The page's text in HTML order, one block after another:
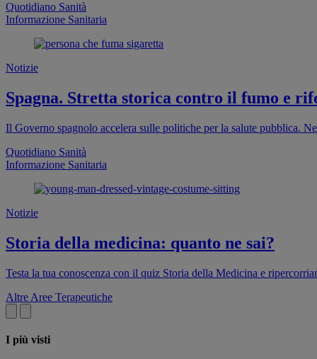
Quotidiano Sanità
Informazione Sanitaria
Notizie
Spagna. Stretta storica contro il fumo e
Il Governo spagnolo accelera sulle politiche per la salute pubblica.
Quotidiano Sanità
Informazione Sanitaria
Notizie
Storia della medicina: quanto ne sai?
Testa la tua conoscenza con il quiz Storia della Medicina e
Altre Aree Terapeutiche
I più visti